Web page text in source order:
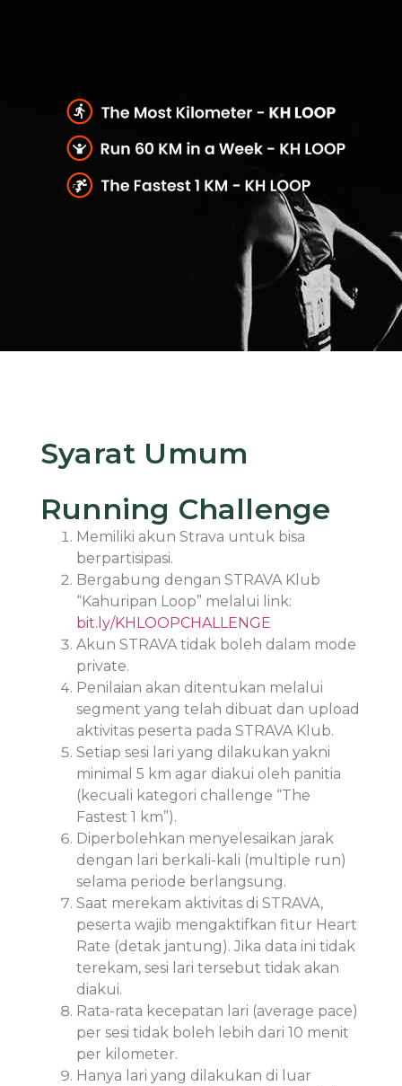
Syarat Umum
Running Challenge
Memiliki akun Strava untuk bisa
berpartisipasi.
Bergabung dengan STRAVA Klub
“Kahuripan Loop” melalui link:
bit.ly/KHLOOPCHALLENGE
Akun STRAVA tidak boleh dalam mode
private.
Penilaian akan ditentukan melalui
segment yang telah dibuat dan upload
aktivitas peserta pada STRAVA Klub.
Setiap sesi lari yang dilakukan yakni
minimal 5 km agar diakui oleh panitia
(kecuali kategori challenge “The
Fastest 1 km”).
Diperbolehkan menyelesaikan jarak
dengan lari berkali-kali (multiple run)
selama periode berlangsung.
Saat merekam aktivitas di STRAVA,
peserta wajib mengaktifkan fitur Heart
Rate (detak jantung). Jika data ini tidak
terekam, sesi lari tersebut tidak akan
diakui.
Rata-rata kecepatan lari (average pace)
per sesi tidak boleh lebih dari 10 menit
per kilometer.
Hanya lari yang dilakukan di luar